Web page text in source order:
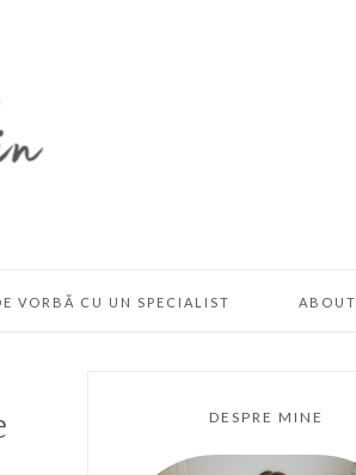
VORBĂ CU UN SPECIALIST ABOUT
DESPRE MINE